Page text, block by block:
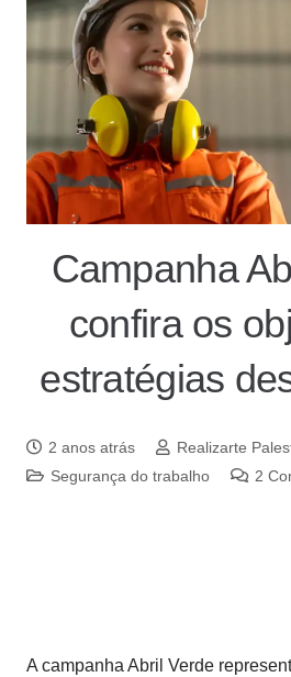
Campanha
confira os
estratégias
2 anos atrás
Realizarte
Segurança do trabalho
2
A campanha Abril Verde